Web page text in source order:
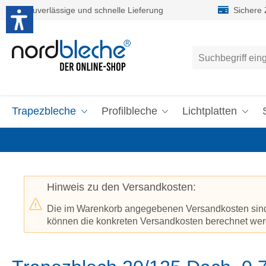
Hauptinhalt springen
Zur Suche springen
Zuverlässige und schnelle Lieferung Sichere
Trapezbleche Profilbleche Lichtplatten
Hinweis zu den Versandkosten:
Die im Warenkorb angegebenen Versandkosten
können die konkreten Versandkosten berechnet